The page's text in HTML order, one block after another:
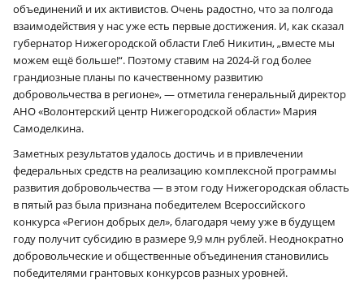
объединений и их активистов. Очень радостно, что за полгода
взаимодействия у нас уже есть первые достижения. И, как сказал
губернатор Нижегородской области Глеб Никитин, „вместе мы
можем ещё больше!“. Поэтому ставим на 2024‑й год более
грандиозные планы по качественному развитию
добровольчества в регионе», — отметила генеральный директор
АНО «Волонтерский центр Нижегородской области» Мария
Самоделкина.
Заметных результатов удалось достичь и в привлечении
федеральных средств на реализацию комплексной программы
развития добровольчества — в этом году Нижегородская область
в пятый раз была признана победителем Всероссийского
конкурса «Регион добрых дел», благодаря чему уже в будущем
году получит субсидию в размере 9,9 млн рублей. Неоднократно
добровольческие и общественные объединения становились
победителями грантовых конкурсов разных уровней.